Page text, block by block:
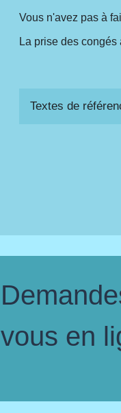
Vous n'avez pas à
La prise des
Textes de
vous en